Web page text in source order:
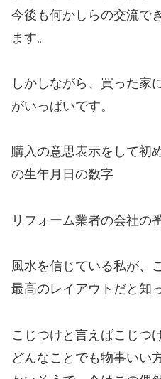
今後も何かしらの交流で
ます。
しかしながら、買った家
がいっぱいです。
購入の意思表示をして初
の生年月日の数字
リフォーム業者の会社の
風水を信じている私が、
最高のレイアウトだと知
こじつけと言えばこじつ
どんなことでも物事いい